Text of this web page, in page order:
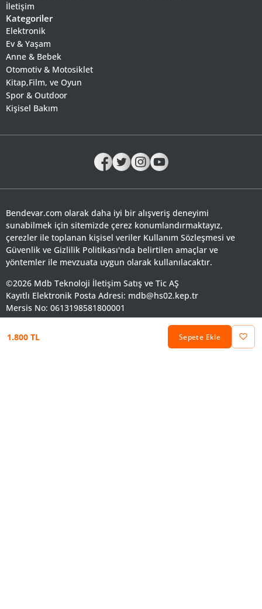
1.800 TL Sepete Ekle
İletişim
Kategoriler
Elektronik
Ev & Yaşam
Anne & Bebek
Otomotiv & Motosiklet
Kitap,Film, ve Oyun
Spor & Outdoor
Kişisel Bakım
Bendevar.com olarak daha iyi bir alışveriş deneyimi
sunabilmek için sitemizde çerez konumlandırmaktayız,
çerezler ile toplanan kişisel veriler Kullanım Sözleşmesi ve
Güvenlik ve Gizlilik Politikası'nda belirtilen amaçlar ve
yöntemler ile mevzuata uygun olarak kullanılacaktır.
©2026 Mdb Teknoloji İletişim Satış ve Tic AŞ
Kayıtlı Elektronik Posta Adresi: mdb@hs02.kep.tr
Mersis No: 0613198581800001
Bendevar.com tüketiciler için ücretsiz bir bilgi servisidir.
Alışveriş öncesi sipariş edilecek ürünle ilgili geçerli bilgi her
Keşfet Hesabım Kategoriler